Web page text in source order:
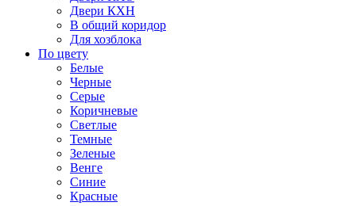
Двери КХН
В общий коридор
Для хозблока
По цвету
Белые
Черные
Серые
Коричневые
Светлые
Темные
Зеленые
Венге
Синие
Красные